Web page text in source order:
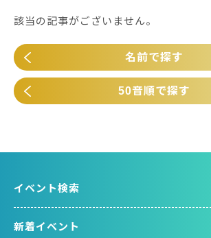
該当の記事がございません。
名前で探す
50音順で探す
イベント検索
新着イベント